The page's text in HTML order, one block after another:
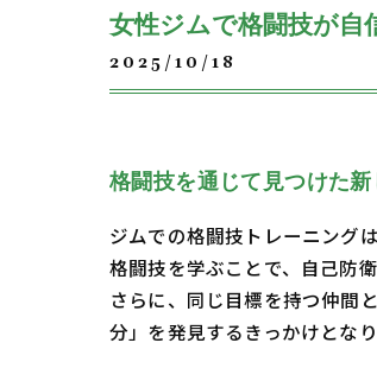
女性ジムで格闘技が自
2025/10/18
格闘技を通じて見つけた
ジムでの格闘技トレーニング
格闘技を学ぶことで、自己防
さらに、同じ目標を持つ仲間
分」を発見するきっかけとな